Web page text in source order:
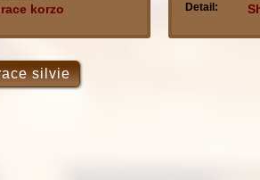
korzo
Detail:
silvie